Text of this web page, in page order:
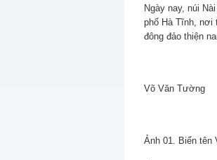
Ngày nay, núi
phố Hà Tĩnh, nơi
đông đảo thiện
Võ Văn Tường
Ảnh 01. Biển tên